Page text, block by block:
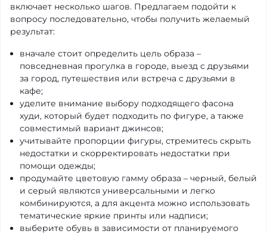
включает несколько шагов. Предлагаем подойти к
вопросу последовательно, чтобы получить желаемый
результат:
вначале стоит определить цель образа –
повседневная прогулка в городе, выезд с друзьями
за город, путешествия или встреча с друзьями в
кафе;
уделите внимание выбору подходящего фасона
худи, который будет подходить по фигуре, а также
совместимый вариант джинсов;
учитывайте пропорции фигуры, стремитесь скрыть
недостатки и скорректировать недостатки при
помощи одежды;
продумайте цветовую гамму образа – черный, белый
и серый являются универсальными и легко
комбинируются, а для акцента можно использовать
тематические яркие принты или надписи;
выберите обувь в зависимости от планируемого